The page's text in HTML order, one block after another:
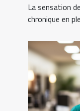
La sensation
chronique en